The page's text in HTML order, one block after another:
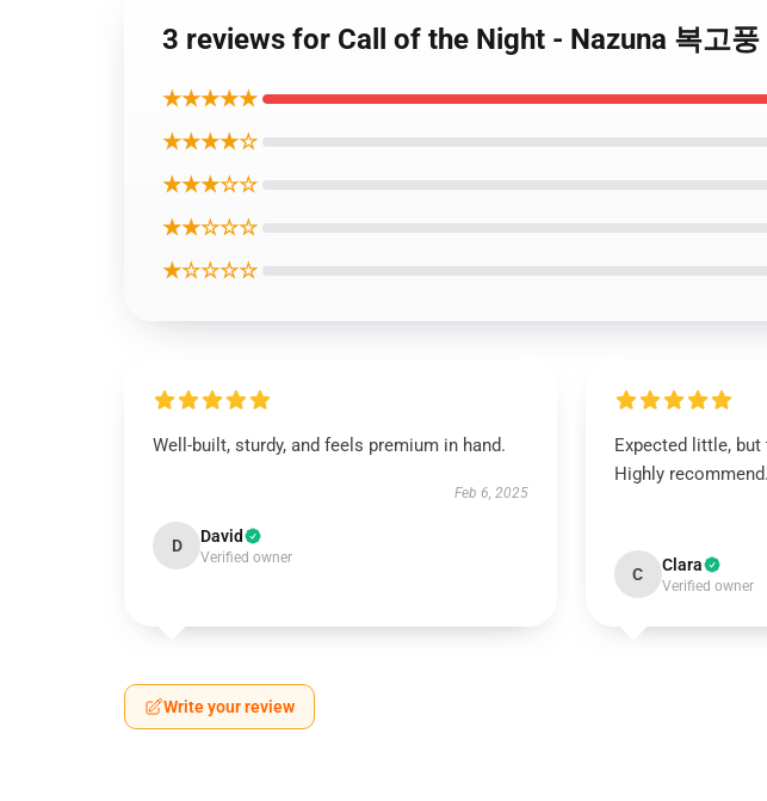
3 reviews for Call of the Night - Nazuna 복고풍
★★★★★
★★★★☆
★★★☆☆
★★☆☆☆
★☆☆☆☆
Well-built, sturdy, and feels premium in hand.
Feb 6, 2025
D David
Verified owner
Expected little,
Highly recommend.
C Clara
Verified owner
Write your review